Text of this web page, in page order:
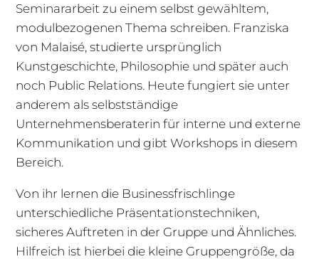
Seminararbeit zu einem selbst gewähltem,
modulbezogenen Thema schreiben. Franziska
von Malaisé, studierte ursprünglich
Kunstgeschichte, Philosophie und später auch
noch Public Relations. Heute fungiert sie unter
anderem als selbstständige
Unternehmensberaterin für interne und externe
Kommunikation und gibt Workshops in diesem
Bereich.
Von ihr lernen die Businessfrischlinge
unterschiedliche Präsentationstechniken,
sicheres Auftreten in der Gruppe und Ähnliches.
Hilfreich ist hierbei die kleine Gruppengröße, da